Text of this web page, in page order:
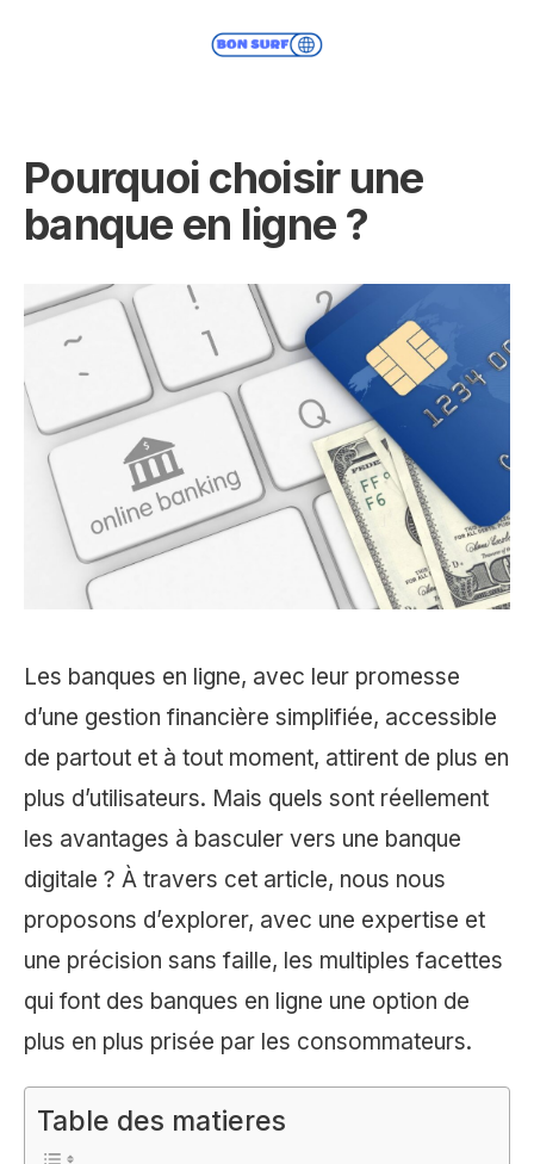
Pourquoi choisir une
banque en ligne ?
Les banques en ligne, avec leur promesse
d’une gestion financière simplifiée, accessible
de partout et à tout moment, attirent de plus en
plus d’utilisateurs. Mais quels sont réellement
les avantages à basculer vers une banque
digitale ? À travers cet article, nous nous
proposons d’explorer, avec une expertise et
une précision sans faille, les multiples facettes
qui font des banques en ligne une option de
plus en plus prisée par les consommateurs.
Table des matieres